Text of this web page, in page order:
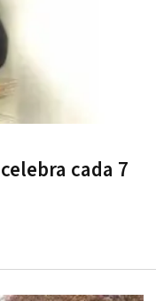
cada 7